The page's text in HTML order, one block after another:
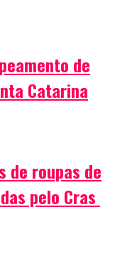
de
Catarina
de roupas de
pelo Cras